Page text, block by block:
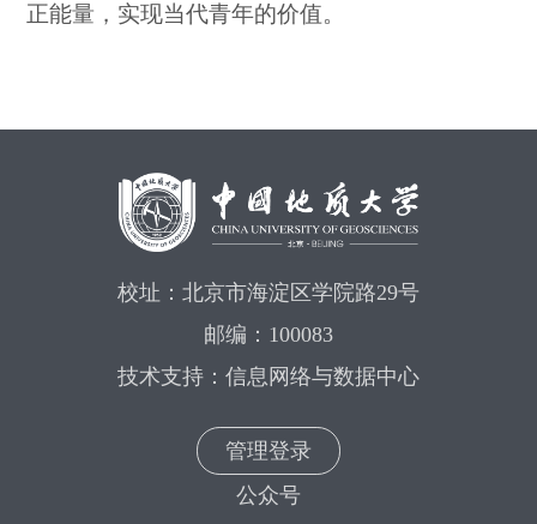
正能量，实现当代青年的价值。
校址：北京市海淀区学院路29号
邮编：100083
技术支持：信息网络与数据中心
管理登录
公众号